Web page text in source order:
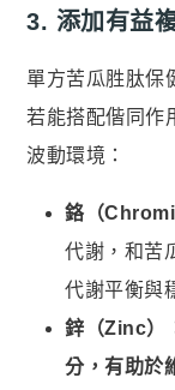
3. 添加有益
單方苦瓜胜肽保
若能搭配偕同作
波動環境：
鉻（
代謝，和苦
代謝平衡與
鋅（Zinc）
分，有助於